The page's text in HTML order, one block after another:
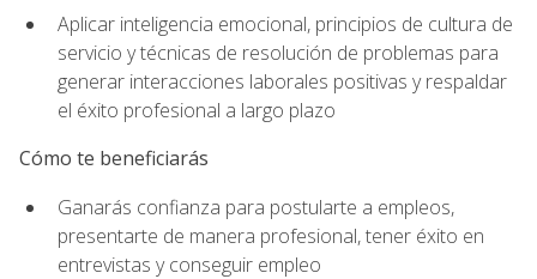
Aplicar inteligencia emocional, principios de cultura de
servicio y técnicas de resolución de problemas para
generar interacciones laborales positivas y respaldar
el éxito profesional a largo plazo
Cómo te beneficiarás
Ganarás confianza para postularte a empleos,
presentarte de manera profesional, tener éxito en
entrevistas y conseguir empleo